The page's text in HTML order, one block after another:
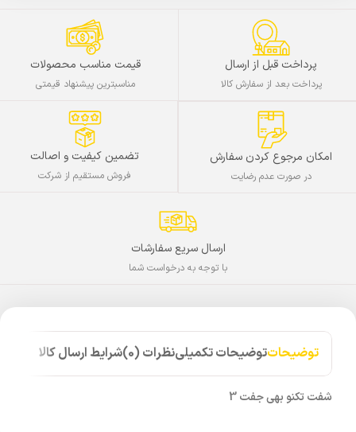
پرداخت قبل از ارسال
پرداخت بعد از سفارش کالا
قیمت مناسب محصولات
مناسبترین پیشنهاد قیمتی
امکان مرجوع کردن سفارش
در صورت عدم رضایت
تضمین کیفیت و اصالت
فروش مستقیم از شرکت
ارسال سریع سفارشات
با توجه به درخواست شما
توضیحاتتوضیحات تکمیلینظرات (0) شرایط ارسال کالا
شفت تکنو بهی جفت 3